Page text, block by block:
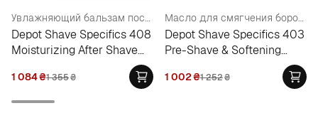
Увлажняющий бальзам после бритья
Depot Shave Specifics 408
Moisturizing After Shave
1 084₴1 355₴
Масло для смягчения бороды
Depot Shave Specifics 403
Pre-Shave & Softening
1 002₴1 252₴